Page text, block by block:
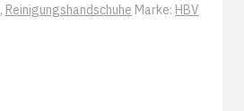
, Reinigungshandschuhe Marke: HBV